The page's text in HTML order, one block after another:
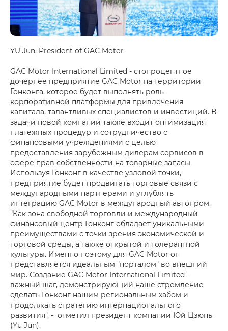
YU Jun, President of GAC Motor
GAC Motor International Limited - стопроцентное
дочернее предприятие GAC Motor на территории
Гонконга, которое будет выполнять роль
корпоративной платформы для привлечения
капитала, талантливых специалистов и инвестиций. В
задачи новой компании также входит оптимизация
платежных процедур и сотрудничество с
финансовыми учреждениями с целью
предоставления зарубежным дилерам сервисов в
сфере прав собственности на товарные запасы.
Используя Гонконг в качестве узловой точки,
предприятие будет продвигать торговые связи с
международными партнерами и углублять
интеграцию GAC Motor в международный автопром.
"Как зона свободной торговли и международный
финансовый центр Гонконг обладает уникальными
преимуществами с точки зрения экономической и
торговой среды, а также открытой и толерантной
культуры. Именно поэтому для GAC Motor он
представляется идеальным "порталом" во внешний
мир. Создание GAC Motor International Limited -
важный шаг, демонстрирующий наше стремление
сделать Гонконг нашим региональным хабом и
продолжать стратегию интернационального
развития", - отметил президент компании Юй Цзюнь
(Yu Jun).